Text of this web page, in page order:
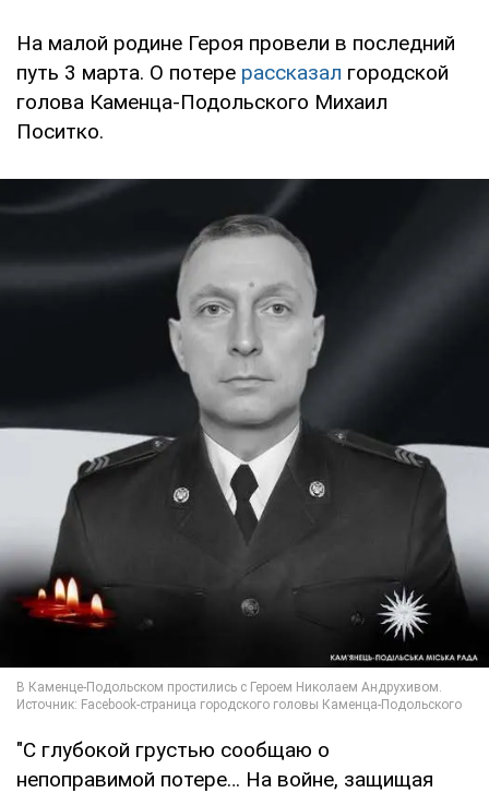
На малой родине Героя провели в последний
путь 3 марта. О потере рассказал городской
голова Каменца-Подольского Михаил
Поситко.
"С глубокой грустью сообщаю о
непоправимой потере… На войне, защищая